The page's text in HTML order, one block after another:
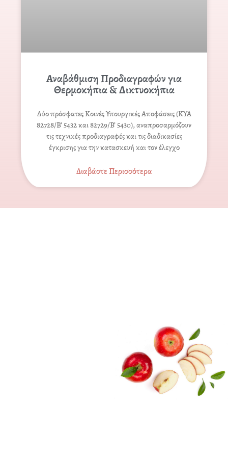
Αναβάθμιση Προδιαγραφών για
Θερμοκήπια & Δικτυοκήπια
Δύο πρόσφατες Κοινές Υπουργικές Αποφάσεις (ΚΥΑ
82728/Β’ 5432 και 82729/Β’ 5430), αναπροσαρμόζουν
τις τεχνικές προδιαγραφές και τις διαδικασίες
έγκρισης για την κατασκευή και τον έλεγχο
Διαβάστε Περισσότερα